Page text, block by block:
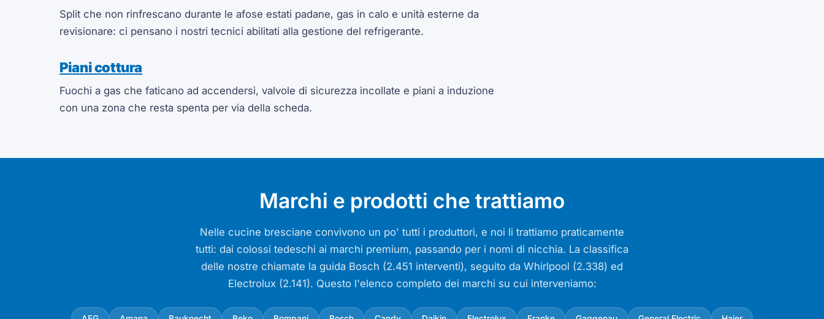
Split che non rinfrescano durante le afose estati padane, gas in calo e unità esterne da
revisionare: ci pensano i nostri tecnici abilitati alla gestione del refrigerante.
Piani cottura
Fuochi a gas che faticano ad accendersi, valvole di sicurezza incollate e piani a induzione
con una zona che resta spenta per via della scheda.
Marchi e prodotti che trattiamo
Nelle cucine bresciane convivono un po' tutti i produttori, e noi li trattiamo praticamente
tutti: dai colossi tedeschi ai marchi premium, passando per i nomi di nicchia. La classifica
delle nostre chiamate la guida Bosch (2.451 interventi), seguito da Whirlpool (2.338) ed
Electrolux (2.141). Questo l'elenco completo dei marchi su cui interveniamo: